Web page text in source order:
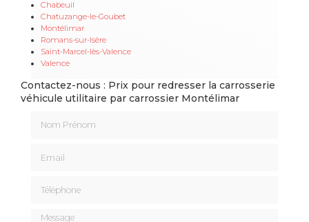
Chabeuil
Chatuzange-le-Goubet
Montélimar
Romans-sur-Isère
Saint-Marcel-lès-Valence
Valence
Contactez-nous : Prix pour redresser la carrosserie
véhicule utilitaire par carrossier Montélimar
Message